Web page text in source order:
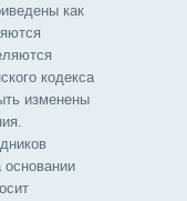
как
кодекса
изменены